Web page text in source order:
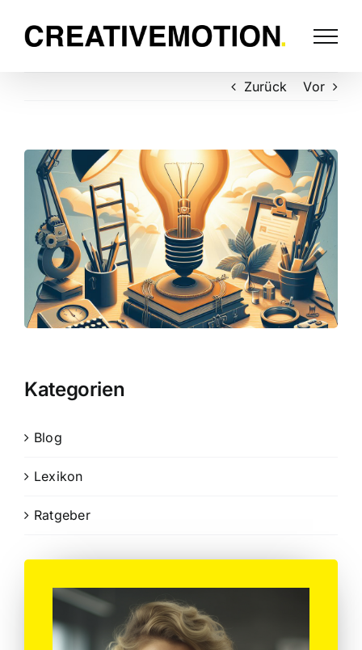
Zurück Vor
Kategorien
Blog
Lexikon
Ratgeber